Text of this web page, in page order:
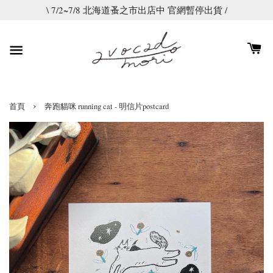
\ 7/2~7/8 北海道蚤之市出店中 官網暫停出貨 /
首頁 › 奔跑貓咪 running cat - 明信片postcard